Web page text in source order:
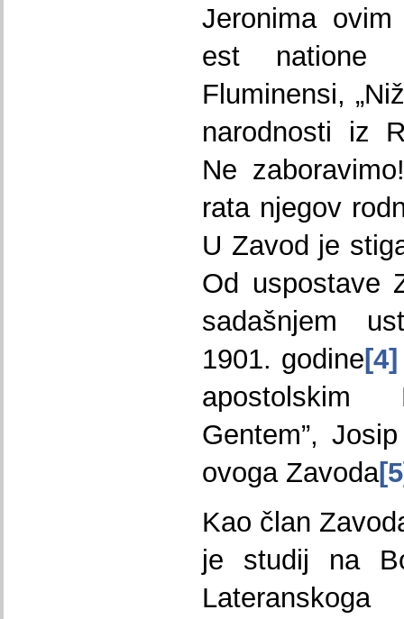
Jeronima ovim
est natione
Fluminensi,
narodnosti iz
Ne
rata njegov
U Zavod je
Od uspostave
sadašnjem
1901. godine[4]
apostolskim
Gentem”,
ovoga Zavoda
Kao član
je studij na